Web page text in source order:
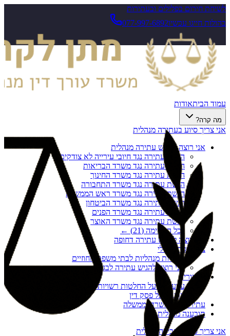
לשיחת חירום בפלילים ובעתירות
בהולות חייגו עכשיו077-997-6892
עמוד הביתאודות
מה קרה?
אני צריך סיוע בעתירה מנהלית
אני רוצה להגיש עתירה מנהלית
הגשת עתירה נגד חיובי עירייה לא צודקים
הגשת עתירה נגד משרד הבריאות
הגשת עתירה נגד משרד החינוך
הגשת עתירה נגד משרד התחבורה
הגשת עתירה נגד משרד ראש הממשלה
הגשת עתירה נגד משרד הביטחון
הגשת עתירה נגד משרד הפנים
הגשת עתירה נגד משרד האוצר
לכל הרשימה (21
) ←
אני רוצה להגיש עתירה דחופה
צו הריסה מנהלי
עתירות מנהליות לבתי משפט מחוזיים
אני רוצה להגיש עתירה לבג"ץ
ערעורים
ערעורים על החלטות רשויות מקומיות
ערעור על פסק דין
עתירות נגד משרדי ממשלה
תובענה מנהלית
אני צריך סיוע בעבירה פלילית